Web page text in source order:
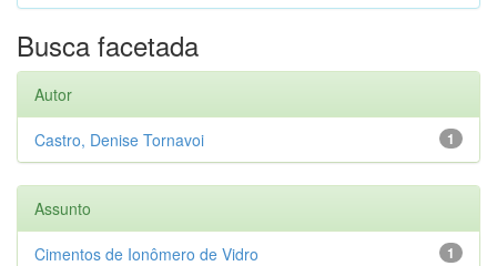
Busca facetada
Autor
1
Castro, Denise Tornavoi
Assunto
1
Cimentos de Ionômero de Vidro